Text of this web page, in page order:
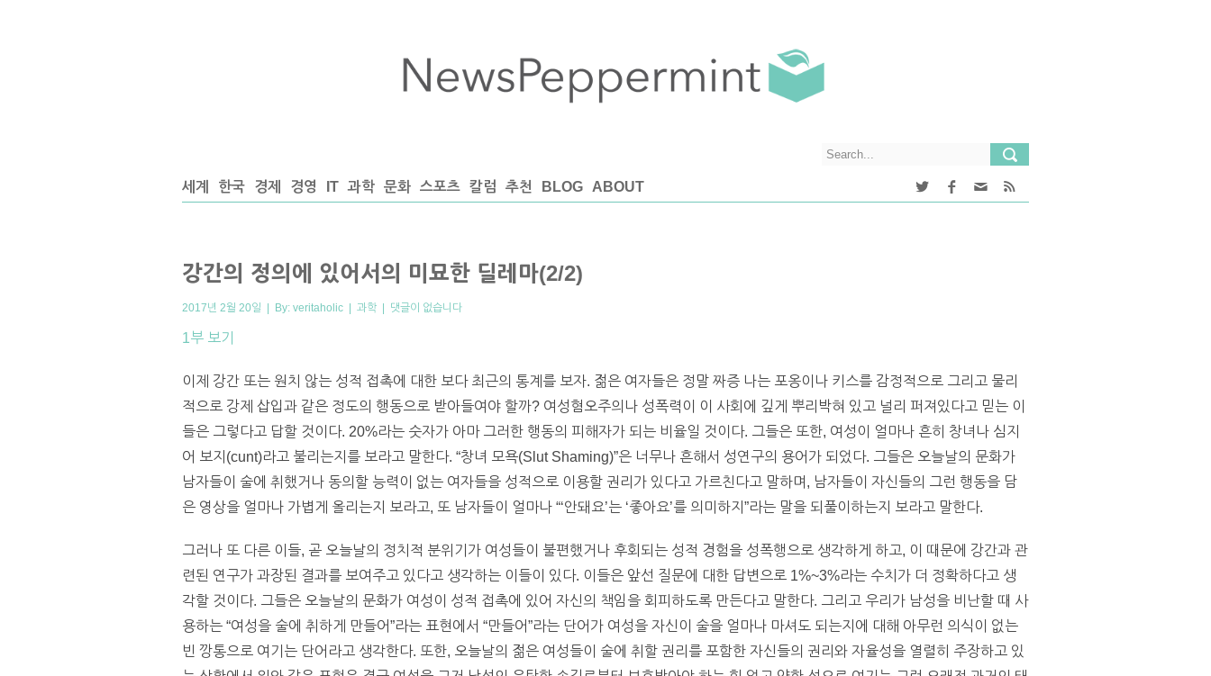
세계 한국 경제 경영 IT 과학 문화 스포츠 칼럼 추천 BLOG ABOUT
강간의 정의에 있어서의 미묘한 딜레마(2/2)
2017년 2월 20일 | By: veritaholic | 과학 | 댓글이 없습니다
1부 보기
이제 강간 또는 원치 않는 성적 접촉에 대한 보다 최근의 통계를 보자. 젊은 여자들은 정말 짜증 나는 포옹이나 키스를 감정적으로 그리고 물리
적으로 강제 삽입과 같은 정도의 행동으로 받아들여야 할까? 여성혐오주의나 성폭력이 이 사회에 깊게 뿌리박혀 있고 널리 퍼져있다고 믿는 이
들은 그렇다고 답할 것이다. 20%라는 숫자가 아마 그러한 행동의 피해자가 되는 비율일 것이다. 그들은 또한, 여성이 얼마나 흔히 창녀나 심지
어 보지(cunt)라고 불리는지를 보라고 말한다. “창녀 모욕(Slut Shaming)”은 너무나 흔해서 성연구의 용어가 되었다. 그들은 오늘날의 문화가
남자들이 술에 취했거나 동의할 능력이 없는 여자들을 성적으로 이용할 권리가 있다고 가르친다고 말하며, 남자들이 자신들의 그런 행동을 담
은 영상을 얼마나 가볍게 올리는지 보라고, 또 남자들이 얼마나 “‘안돼요’는 ‘좋아요’를 의미하지”라는 말을 되풀이하는지 보라고 말한다.
그러나 또 다른 이들, 곧 오늘날의 정치적 분위기가 여성들이 불편했거나 후회되는 성적 경험을 성폭행으로 생각하게 하고, 이 때문에 강간과 관
련된 연구가 과장된 결과를 보여주고 있다고 생각하는 이들이 있다. 이들은 앞선 질문에 대한 답변으로 1%~3%라는 수치가 더 정확하다고 생
각할 것이다. 그들은 오늘날의 문화가 여성이 성적 접촉에 있어 자신의 책임을 회피하도록 만든다고 말한다. 그리고 우리가 남성을 비난할 때 사
용하는 “여성을 술에 취하게 만들어”라는 표현에서 “만들어”라는 단어가 여성을 자신이 술을 얼마나 마셔도 되는지에 대해 아무런 의식이 없는
빈 깡통으로 여기는 단어라고 생각한다. 또한, 오늘날의 젊은 여성들이 술에 취할 권리를 포함한 자신들의 권리와 자율성을 열렬히 주장하고 있